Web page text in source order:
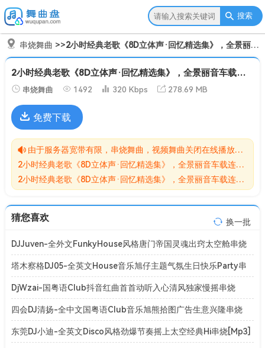
搜索
串烧舞曲 >>2小时经典老歌《8D立体声·回忆精选集》，全景丽音车载连版大碟！【DJ 魅魅】[Mp3]
2小时经典老歌《8D立体声·回忆精选集》，全景丽音车载连版大碟！【DJ 魅魅】[Mp3]
串烧舞曲 1492 320 Kbps 278.69 MB
免费下载
由于服务器宽带有限，串烧舞曲，视频舞曲关闭在线播放功能,请转存到自己的网盘在进行播放！！！
2小时经典老歌《8D立体声·回忆精选集》，全景丽音车载连版大碟！【DJ 魅魅】[Mp3]无损MP3歌曲免费下载储存于夸克网盘，夸克网盘为阿里旗下，资源转存到自己的网盘可以在线播放与下载。
2小时经典老歌《8D立体声·回忆精选集》，全景丽音车载连版大碟！【DJ 魅魅】[Mp3]网盘下载收集于网络，作品版权为原作者所有。如本站有侵害到您权益的歌曲请来信告知我们，我们会立即删除侵害到您权益的内容。
猜您喜欢 换一批
DJJuven-全外文FunkyHouse风格唐门帝国灵魂出窍太空舱串烧
[Mp3]
塔木察格DJ05-全英文House音乐旭仔主题气氛生日快乐Party串
烧[Mp3]
DjWzai-国粤语Club抖音红曲首首动听入心清风独家慢摇串烧
[Mp3]
四会DJ清扬-全中文国粤语Club音乐旭熊拾图广告生意兴隆串烧
[Mp3]
东莞DJ小迪-全英文Disco风格劲爆节奏摇上太空经典Hi串烧[Mp3]